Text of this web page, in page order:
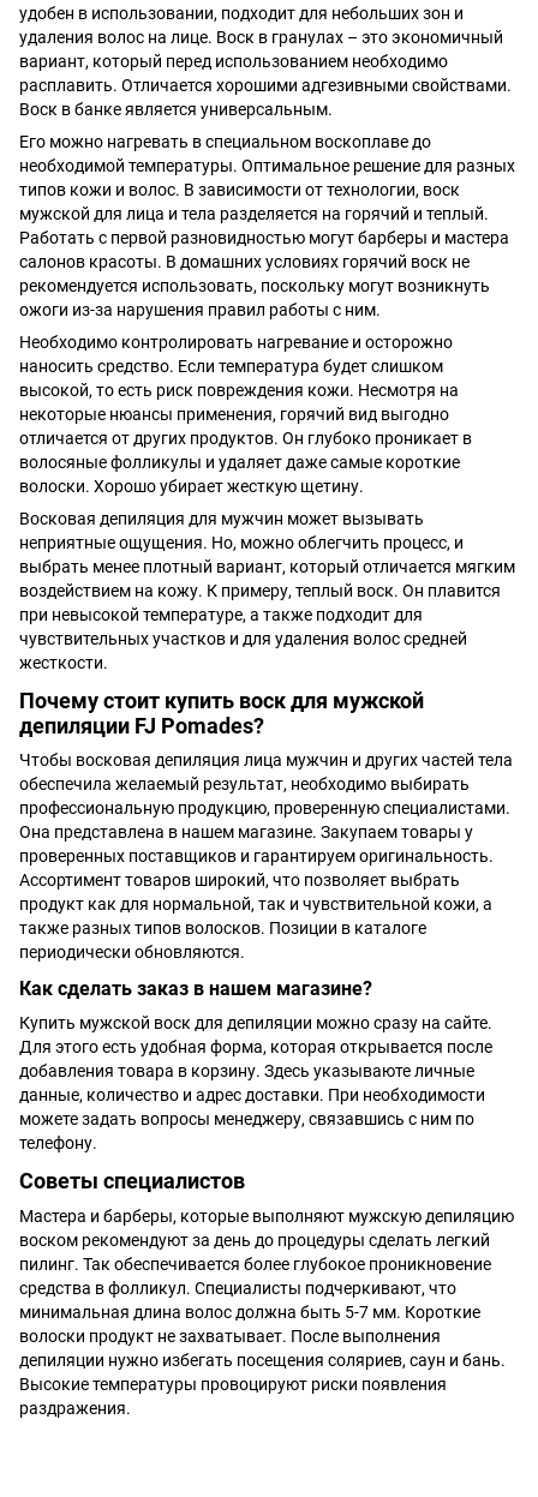
удобен в использовании, подходит для небольших зон и
удаления волос на лице. Воск в гранулах – это экономичный
вариант, который перед использованием необходимо
расплавить. Отличается хорошими адгезивными свойствами.
Воск в банке является универсальным.
Его можно нагревать в специальном воскоплаве до
необходимой температуры. Оптимальное решение для разных
типов кожи и волос. В зависимости от технологии, воск
мужской для лица и тела разделяется на горячий и теплый.
Работать с первой разновидностью могут барберы и мастера
салонов красоты. В домашних условиях горячий воск не
рекомендуется использовать, поскольку могут возникнуть
ожоги из-за нарушения правил работы с ним.
Необходимо контролировать нагревание и осторожно
наносить средство. Если температура будет слишком
высокой, то есть риск повреждения кожи. Несмотря на
некоторые нюансы применения, горячий вид выгодно
отличается от других продуктов. Он глубоко проникает в
волосяные фолликулы и удаляет даже самые короткие
волоски. Хорошо убирает жесткую щетину.
Восковая депиляция для мужчин может вызывать
неприятные ощущения. Но, можно облегчить процесс, и
выбрать менее плотный вариант, который отличается мягким
воздействием на кожу. К примеру, теплый воск. Он плавится
при невысокой температуре, а также подходит для
чувствительных участков и для удаления волос средней
жесткости.
Почему стоит купить воск для мужской
депиляции FJ Pomades?
Чтобы восковая депиляция лица мужчин и других частей тела
обеспечила желаемый результат, необходимо выбирать
профессиональную продукцию, проверенную специалистами.
Она представлена в нашем магазине. Закупаем товары у
проверенных поставщиков и гарантируем оригинальность.
Ассортимент товаров широкий, что позволяет выбрать
продукт как для нормальной, так и чувствительной кожи, а
также разных типов волосков. Позиции в каталоге
периодически обновляются.
Как сделать заказ в нашем магазине?
Купить мужской воск для депиляции можно сразу на сайте.
Для этого есть удобная форма, которая открывается после
добавления товара в корзину. Здесь указываюте личные
данные, количество и адрес доставки. При необходимости
можете задать вопросы менеджеру, связавшись с ним по
телефону.
Советы специалистов
Мастера и барберы, которые выполняют мужскую депиляцию
воском рекомендуют за день до процедуры сделать легкий
пилинг. Так обеспечивается более глубокое проникновение
средства в фолликул. Специалисты подчеркивают, что
минимальная длина волос должна быть 5-7 мм. Короткие
волоски продукт не захватывает. После выполнения
депиляции нужно избегать посещения соляриев, саун и бань.
Высокие температуры провоцируют риски появления
раздражения.